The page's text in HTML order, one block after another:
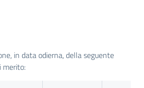
in data odierna, della seguente
merito: